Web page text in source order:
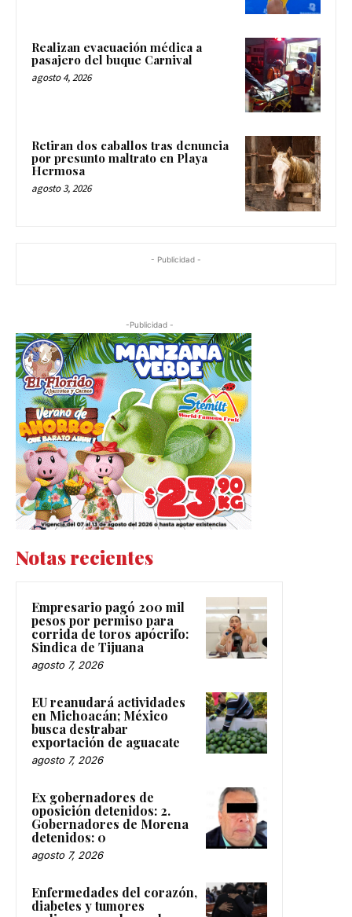
Realizan evacuación médica a
pasajero del buque Carnival
agosto 4, 2026
Retiran dos caballos tras denuncia
por presunto maltrato en Playa
Hermosa
agosto 3, 2026
- Publicidad -
-Publicidad -
Notas recientes
Empresario pagó 200 mil
pesos por permiso para
corrida de toros apócrifo:
Sindica de Tijuana
agosto 7, 2026
EU reanudará actividades
en Michoacán; México
busca destrabar
exportación de aguacate
agosto 7, 2026
Ex gobernadores de
oposición detenidos: 2.
Gobernadores de Morena
detenidos: 0
agosto 7, 2026
Enfermedades del corazón,
diabetes y tumores